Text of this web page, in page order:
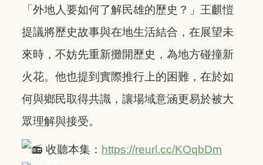
「外地人要如何了解民雄的歷史？」王麒愷
提議將歷史故事與在地生活結合，在展望未
來時，不妨先重新攤開歷史，為地方碰撞新
火花。他也提到實際推行上的困難，在於如
何與鄉民取得共識，讓場域意涵更易於被大
眾理解與接受。
收聽本集： https://reurl.cc/KOqbDm